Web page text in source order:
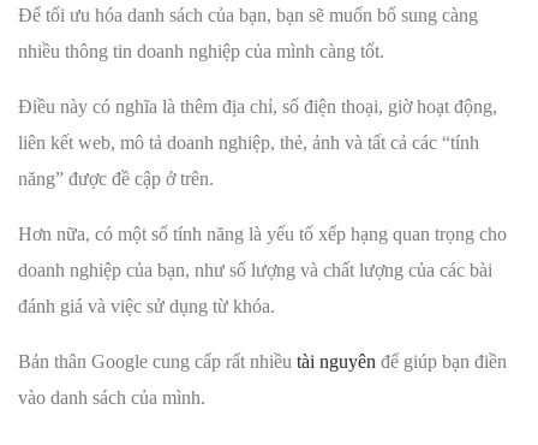
Để tối ưu hóa danh sách của bạn, bạn sẽ muốn bổ sung càng
nhiều thông tin doanh nghiệp của mình càng tốt.
Điều này có nghĩa là thêm địa chỉ, số điện thoại, giờ hoạt động,
liên kết web, mô tả doanh nghiệp, thẻ, ảnh và tất cả các “tính
năng” được đề cập ở trên.
Hơn nữa, có một số tính năng là yếu tố xếp hạng quan trọng cho
doanh nghiệp của bạn, như số lượng và chất lượng của các bài
đánh giá và việc sử dụng từ khóa.
Bản thân Google cung cấp rất nhiều tài nguyên để giúp bạn điền
vào danh sách của mình.